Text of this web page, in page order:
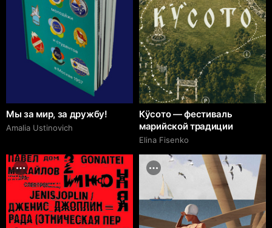
Мы за мир, за дружбу!
Amalia Ustinovich
Кÿсото — фестиваль
марийской традиции
Elina Fisenko